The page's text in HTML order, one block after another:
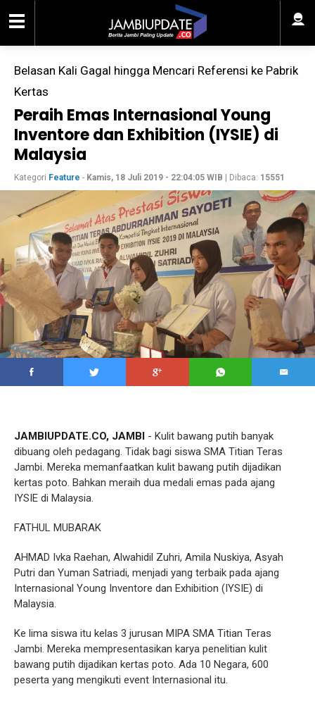
Belasan Kali Gagal hingga Mencari Referensi ke Pabrik
Kertas
Peraih Emas Internasional Young
Inventore dan Exhibition (IYSIE) di
Malaysia
Kategori Feature - Kamis, 18 Juli 2019 - 22:04:05 WIB | Dibaca: 15551
JAMBIUPDATE.CO, JAMBI - Kulit bawang putih banyak
dibuang oleh pedagang. Tidak bagi siswa SMA Titian Teras
Jambi. Mereka memanfaatkan kulit bawang putih dijadikan
kertas poto. Bahkan meraih dua medali emas pada ajang
IYSIE di Malaysia.
FATHUL MUBARAK
AHMAD Ivka Raehan, Alwahidil Zuhri, Amila Nuskiya, Asyah
Putri dan Yuman Satriadi, menjadi yang terbaik pada ajang
Internasional Young Inventore dan Exhibition (IYSIE) di
Malaysia.
Ke lima siswa itu kelas 3 jurusan MIPA SMA Titian Teras
Jambi. Mereka mempresentasikan karya penelitian kulit
bawang putih dijadikan kertas poto. Ada 10 Negara, 600
peserta yang mengikuti event Internasional itu.